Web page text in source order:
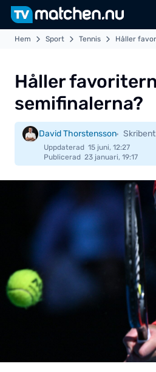
Hem Sport Tennis Håller
Håller
semifinalerna?
David Thorstensson Skribent
Uppdaterad 15 juni, 12:27
Publicerad 23 januari, 19:17